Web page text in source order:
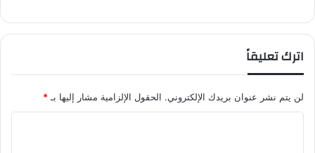
اترك تعليقاً
لن يتم نشر عنوان بريدك الإلكتروني. الحقول الإلزامية مشار إليها بـ *